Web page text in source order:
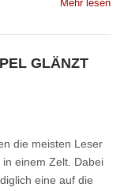
Mehr lesen
GLÄNZT
die meisten Leser
einem Zelt. Dabei
eine auf die